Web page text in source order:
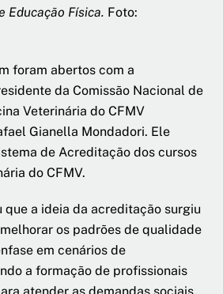
Educação Física. Foto:
foram abertos com a
da Comissão Nacional de
Veterinária do CFMV
Gianella Mondadori. Ele
de Acreditação dos cursos
do CFMV.
que a ideia da acreditação surgiu
os padrões de qualidade
em cenários de
a formação de profissionais